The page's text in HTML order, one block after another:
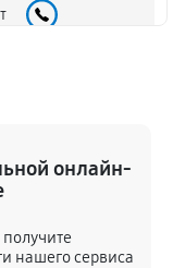
онлайн-
получите
нашего сервиса